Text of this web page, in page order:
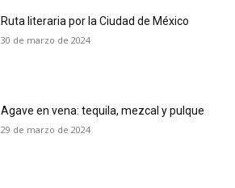
Ruta literaria por la Ciudad de México
30 de marzo de 2024
Agave en vena: tequila, mezcal y pulque
29 de marzo de 2024